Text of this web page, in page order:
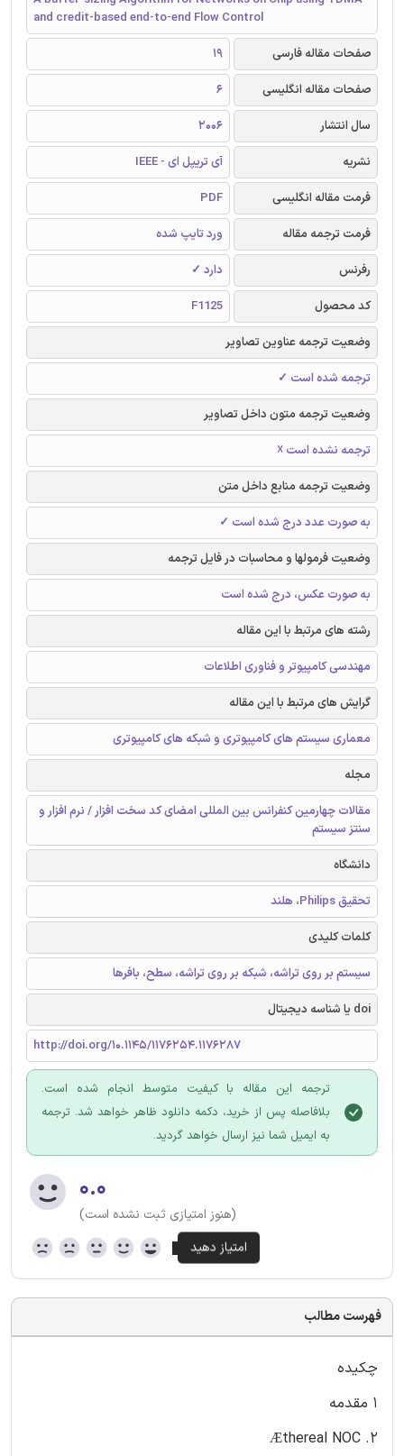
and credit-based end-to-end Flow Control
صفحات مقاله فارسی
19
صفحات مقاله انگلیسی
6
سال انتشار
2006
نشریه
آی تریپل ای - IEEE
فرمت مقاله انگلیسی
PDF
فرمت ترجمه مقاله
ورد تایپ شده
رفرنس
دارد ✓
کد محصول
F1125
وضعیت ترجمه عناوین تصاویر
ترجمه شده است ✓
وضعیت ترجمه متون داخل تصاویر
ترجمه نشده است ☓
وضعیت ترجمه منابع داخل متن
به صورت عدد درج شده است ✓
وضعیت فرمولها و محاسبات در فایل ترجمه
به صورت عکس، درج شده است
رشته های مرتبط با این مقاله
مهندسی کامپیوتر و فناوری اطلاعات
گرایش های مرتبط با این مقاله
معماری سیستم های کامپیوتری و شبکه های کامپیوتری
مجله
مقالات چهارمین کنفرانس بین المللی امضای کد سخت افزار / نرم افزار و
سنتز سیستم
دانشگاه
تحقیق Philips، هلند
کلمات کلیدی
سیستم بر روی تراشه، شبکه بر روی تراشه، سطح، بافرها
doi یا شناسه دیجیتال
http://doi.org/10.1145/1176254.1176287
ترجمه این مقاله با کیفیت متوسط انجام شده است.
بلافاصله پس از خرید، دکمه دانلود ظاهر خواهد شد. ترجمه
به ایمیل شما نیز ارسال خواهد گردید.
۰.۰
(هنوز امتیازی ثبت نشده است)
فهرست مطالب
چکیده
1 مقدمه
2. Æthereal NOC